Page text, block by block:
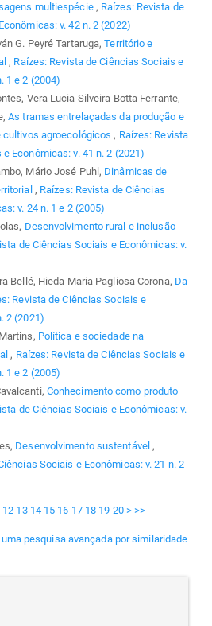
multiespécie , Raízes: Revista de
v. 42 n. 2 (2022)
G. Peyré Tartaruga,Território e
, Raízes: Revista de Ciências Sociais e
1 e 2 (2004)
Vera Lucia Silveira Botta Ferrante,
As tramas entrelaçadas da produção e
cultivos agroecológicos, Raízes: Revista
Econômicas: v. 41 n. 2 (2021)
Mário José Puhl, Dinâmicas de
, Raízes: Revista de Ciências
v. 24 n. 1 e 2 (2005)
Desenvolvimento rural e inclusão
de Ciências Sociais e Econômicas: v.
Bellé, Hieda Maria Pagliosa Corona, Da
Revista de Ciências Sociais e
2 (2021)
Política e sociedade na
, Raízes: Revista de Ciências Sociais e
1 e 2 (2005)
Conhecimento como produto
de Ciências Sociais e Econômicas: v.
Desenvolvimento sustentável,
Sociais e Econômicas: v. 21 n. 2
12 13 14 15 16 17 18 19 20 > >>
pesquisa avançada por similaridade